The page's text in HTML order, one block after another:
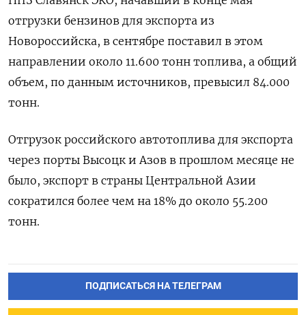
отгрузки бензинов для экспорта из
Новороссийска, в сентябре поставил в этом
направлении около 11.600 тонн топлива, а общий
объем, по данным источников, превысил 84.000
тонн.
Отгрузок российского автотоплива для экспорта
через порты Высоцк и Азов в прошлом месяце не
было, экспорт в страны Центральной Азии
сократился более чем на 18% до около 55.200
тонн.
ПОДПИСАТЬСЯ НА ТЕЛЕГРАМ